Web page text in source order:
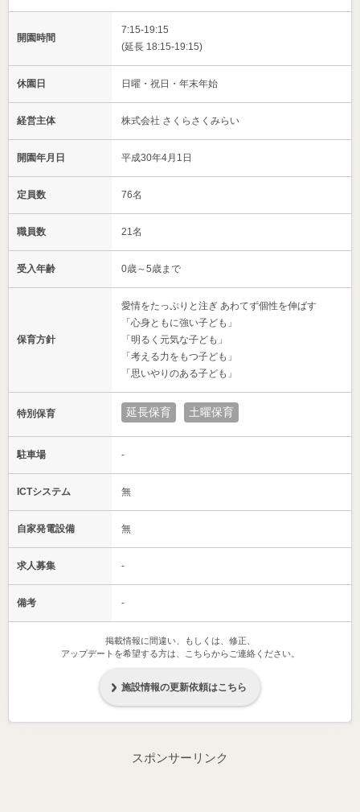
開園時間
7:15-19:15
(延長 18:15-19:15)
休園日 日曜・祝日・年末年始
経営主体 株式会社 さくらさくみらい
開園年月日 平成30年4月1日
定員数 76名
職員数 21名
受入年齢 0歳～5歳まで
保育方針
愛情をたっぷりと注ぎ あわてず個性を伸ばす
「心身ともに強い子ども」
「明るく元気な子ども」
「考える力をもつ子ども」
「思いやりのある子ども」
特別保育 延長保育 土曜保育
駐車場 -
ICTシステム 無
自家発電設備 無
求人募集 -
備考 -
掲載情報に間違い、もしくは、修正、
アップデートを希望する方は、こちらからご連絡ください。
施設情報の更新依頼はこちら
スポンサーリンク